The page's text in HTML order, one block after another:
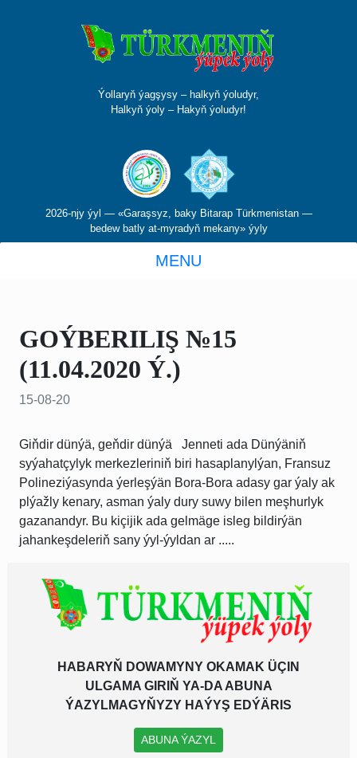
Ýollaryň ýagşysy – halkyň ýoludyr,
Halkyň ýoly – Hakyň ýoludyr!
2026-njy ýyl — «Garaşsyz, baky Bitarap Türkmenistan —
bedew batly at-myradyň mekany» ýyly
MENU
GOÝBERILIŞ №15
(11.04.2020 Ý.)
15-08-20
Giňdir dünýä, geňdir dünýä Jenneti ada Dünýäniň
syýahatçylyk merkezleriniň biri hasaplanylýan, Fransuz
Polineziýasynda ýerleşýän Bora-Bora adasy gar ýaly ak
plýažly kenary, asman ýaly dury suwy bilen meşhurlyk
gazanandyr. Bu kiçijik ada gelmäge isleg bildirýän
jahankeşdeleriň sany ýyl-ýyldan ar .....
HABARYŇ DOWAMYNY OKAMAK ÜÇIN
ULGAMA GIRIŇ YA-DA ABUNA
ÝAZYLMAGYŇYZY HAÝYŞ EDÝÄRIS
ABUNA ÝAZYL